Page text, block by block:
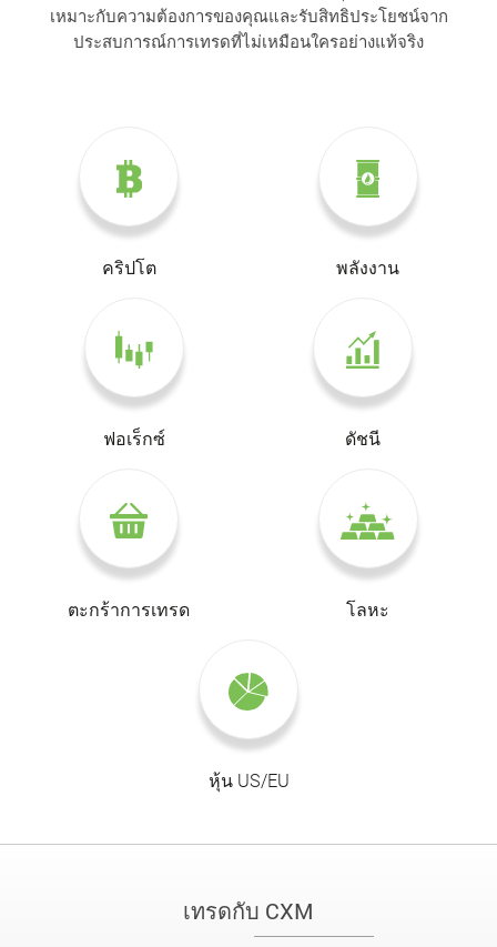
เหมาะกับความต้องการของคุณและรับสิทธิประโยชน์จาก
ประสบการณ์การเทรดที่ไม่เหมือนใครอย่างแท้จริง
คริปโต พลังงาน
ฟอเร็กซ์ ดัชนี
ตะกร้าการเทรด โลหะ
หุ้น US/EU
เทรดกับ CXM